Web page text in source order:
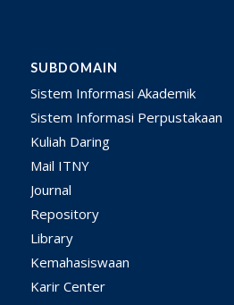
SUBDOMAIN
Sistem Informasi Akademik
Sistem Informasi Perpustakaan
Kuliah Daring
Mail ITNY
Journal
Repository
Library
Kemahasiswaan
Karir Center